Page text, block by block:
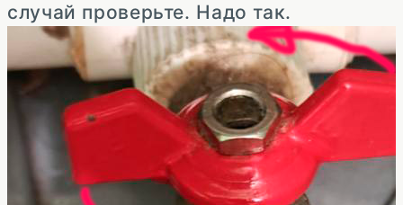
случай проверьте. Надо так.